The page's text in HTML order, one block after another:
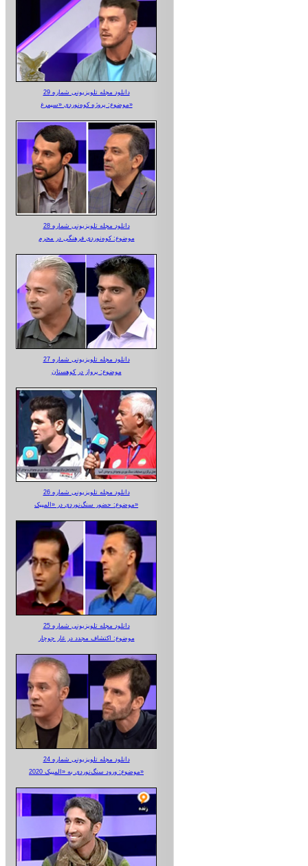
دانلود مجله تلویزیونی شماره 29
موضوع: پروژه کوه‌نوردی «سیمرغ»
دانلود مجله تلویزیونی شماره 28
موضوع: کوه‌نوردی فرهنگی در محرم
دانلود مجله تلویزیونی شماره 27
موضوع: پرواز در کوهستان
دانلود مجله تلویزیونی شماره 26
موضوع: حضور سنگ‌نوردی در «المپیک»
دانلود مجله تلویزیونی شماره 25
موضوع: اکتشاف مجدد در غار جوجار
دانلود مجله تلویزیونی شماره 24
موضوع: ورود سنگ‌نوردی به «المپیک 2020»